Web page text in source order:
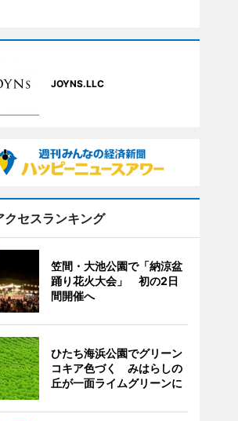
JOYNS.LLC
クセスランキング
笠間・大池公園で「納涼盆
踊り花火大会」 初の2日
間開催へ
ひたち海浜公園でグリーン
コキア色づく みはらしの
丘が一面ライムグリーンに